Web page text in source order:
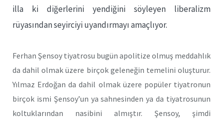
illa ki diğerlerini yendiğini söyleyen liberalizm
rüyasından seyirciyi uyandırmayı amaçlıyor.
Ferhan Şensoy tiyatrosu bugün apolitize olmuş meddahlık
da dahil olmak üzere birçok geleneğin temelini oluşturur.
Yılmaz Erdoğan da dahil olmak üzere popüler tiyatronun
birçok ismi Şensoy’un ya sahnesinden ya da tiyatrosunun
koltuklarından nasibini almıştır. Şensoy, şimdi